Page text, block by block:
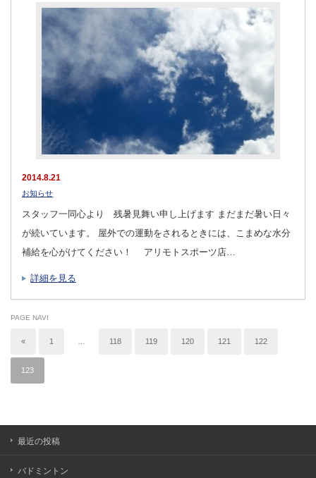
2014.8.21
お知らせ
スタッフ一同心より 残暑見舞い申し上げます まだまだ暑い日々
が続いています。 屋外での運動をされるときには、こまめな水分
補給を心がけてください！ アリモトスポーツ店…
詳細を見る
PAGE NAVI
« 1 118 119 120 121 122
123
最近の投稿
バドミントン